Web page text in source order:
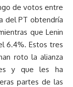
de votos entre
del PT obtendría
que Lenin
6.4%. Estos tres
roto la alianza
y que les ha
partes de las